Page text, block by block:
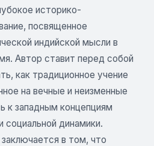
историко-
посвященное
индийской мысли в
Автор ставит перед собой
как традиционное учение
на вечные и неизменные
к западным концепциям
социальной динамики.
в том, что